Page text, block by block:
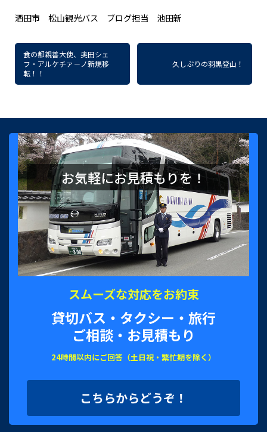
酒田市 松山観光バス ブログ担当 池田新
食の都親善大使、奥田シェ
フ・アルケチァ－ノ新規移
転！！
久しぶりの羽黒登山！
お気軽にお見積もりを！
スムーズな対応をお約束
貸切バス・タクシー・旅行
ご相談・お見積もり
24時間以内にご回答（土日祝・繁忙期を除く）
こちらからどうぞ！